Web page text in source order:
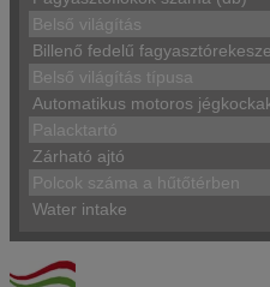
Belső világítás
Billenő fedelű
Belső világítás típusa
Automatikus motoros
Palacktartó
Zárható ajtó
Polcok száma a hűtőtérben
Water intake